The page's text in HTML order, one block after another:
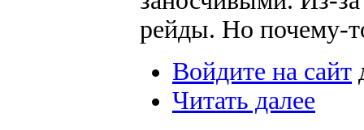
рейды. Но почему-
Войдите на сайт
Читать далее